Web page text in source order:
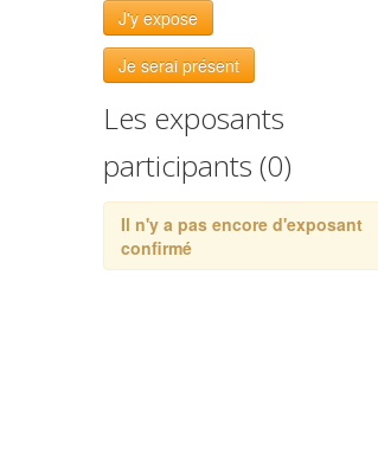
J'y expose
Je serai présent
Les exposants
participants (0)
Il n'y a pas encore d'exposant
confirmé